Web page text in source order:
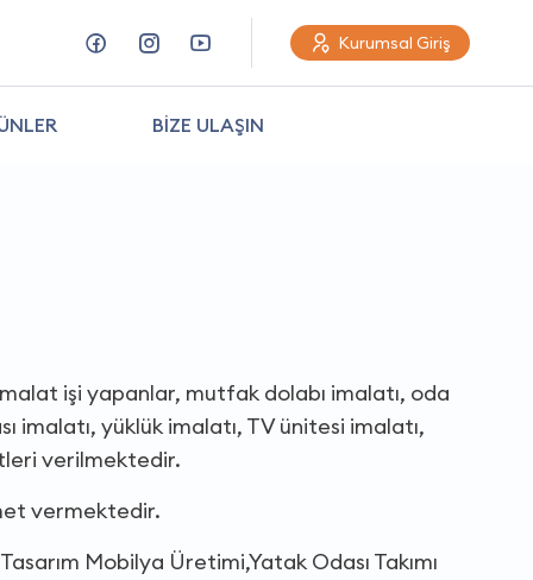
Kurumsal Giriş
BİZE ULAŞIN
işi yapanlar, mutfak dolabı imalatı, oda
imalatı, yüklük imalatı, TV ünitesi imalatı,
verilmektedir.
vermektedir.
Mobilya Üretimi,Yatak Odası Takımı